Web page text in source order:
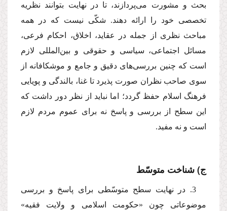
بحث و مشورت مى‌پردازند، تا در نهایت بتوانند نظریه
تخصصى خود را ارائه دهند. شكّى نیست كه در همه
مباحث نظرى از جمله در عقاید، اخلاق، احكام فرعى،
مسائل اجتماعى، سیاسى و حقوقى و بین‌المللى لازم
است كه چنین بررسى‌هاى دقیق و جامع و موشكافانه از
سوى صاحب نظران صورت پذیرد تا غنا، بالندگى و پویایى
فرهنگ اسلام حفظ گردد؛ اما نباید از نظر دور داشت كه
این سطح از بررسى و پاسخ نه براى عموم مردم لازم
است و نه مفید.
ج) شناخت متوسّط
3. در نهایت سطح متوسّطى براى پاسخ و بررسى
موضوعاتى چون «حكومت اسلامى و ولایت فقیه»